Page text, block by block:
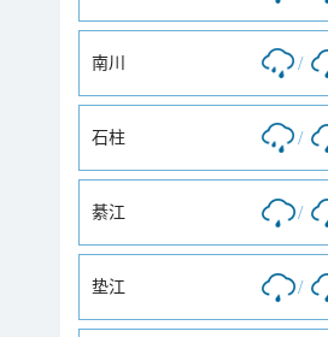
南川 /
石柱 /
綦江 /
垫江 /